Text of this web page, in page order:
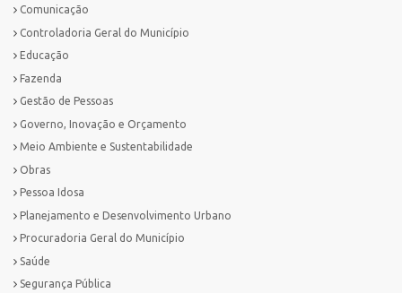
Comunicação
Controladoria Geral do Município
Educação
Fazenda
Gestão de Pessoas
Governo, Inovação e Orçamento
Meio Ambiente e Sustentabilidade
Obras
Pessoa Idosa
Planejamento e Desenvolvimento Urbano
Procuradoria Geral do Município
Saúde
Segurança Pública